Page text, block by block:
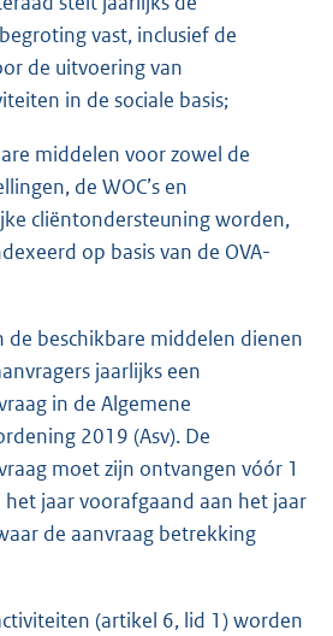
vast, inclusief de
de uitvoering van
in de sociale basis;
middelen voor zowel de
de WOC’s en
cliëntondersteuning worden,
op basis van de OVA-
de beschikbare middelen dienen
jaarlijks een
in de Algemene
2019 (Asv). De
moet zijn ontvangen vóór 1
jaar voorafgaand aan het jaar
de aanvraag betrekking
(artikel 6, lid 1) worden